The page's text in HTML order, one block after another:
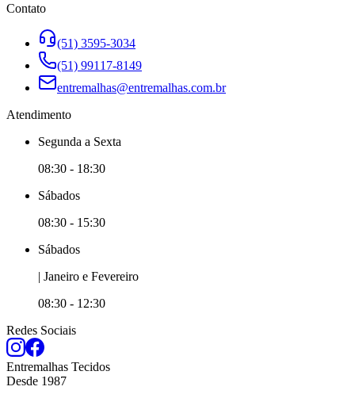
Contato
(51) 3595-3034
(51) 99117-8149
entremalhas@entremalhas.com.br
Atendimento
Segunda a Sexta
08:30 - 18:30
Sábados
08:30 - 15:30
Sábados
| Janeiro e Fevereiro
08:30 - 12:30
Redes Sociais
Entremalhas Tecidos
Desde 1987